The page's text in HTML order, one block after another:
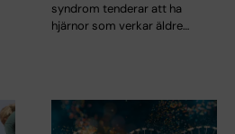
syndrom tenderar att ha
hjärnor som verkar äldre…